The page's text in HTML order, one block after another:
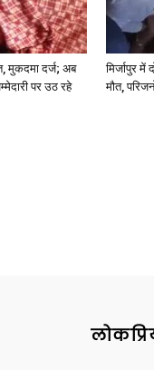
मुकदमा दर्ज; अब
पर उठ रहे
मिर्जापुर
मौत,